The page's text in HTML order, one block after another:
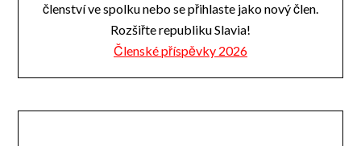
členství ve spolku nebo se přihlaste jako nový člen.
Rozšiřte republiku Slavia!
Členské příspěvky 2026